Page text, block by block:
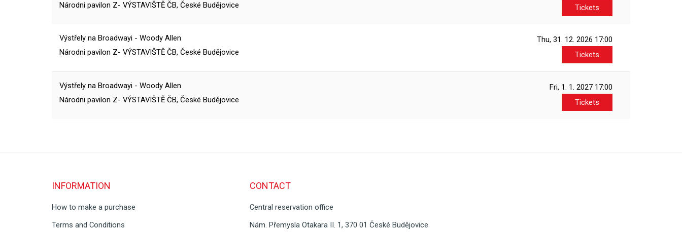
Národni pavilon Z- VÝSTAVIŠTĚ ČB, České Budějovice
Tickets
Výstřely na Broadwayi - Woody Allen
Národni pavilon Z- VÝSTAVIŠTĚ ČB, České Budějovice
Thu, 31. 12. 2026 17:00
Tickets
Výstřely na Broadwayi - Woody Allen
Národni pavilon Z- VÝSTAVIŠTĚ ČB, České Budějovice
Fri, 1. 1. 2027 17:00
Tickets
INFORMATION
How to make a purchase
Terms and Conditions
CONTACT
Central reservation office
Nám. Přemysla Otakara II. 1, 370 01 České Budějovice